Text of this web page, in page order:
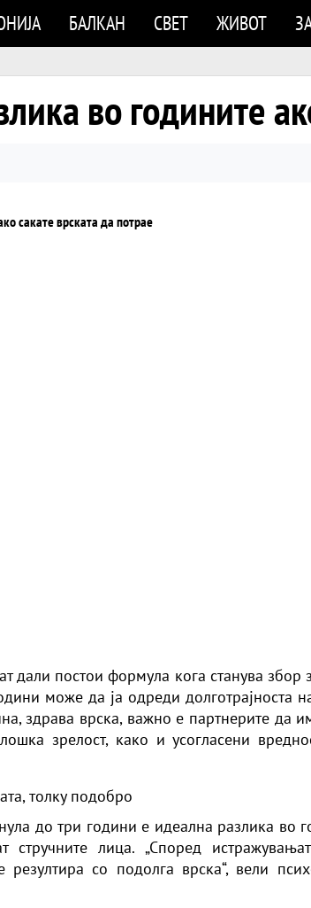
БАЛКАН СВЕТ ЖИВОТ
во годините
дали постои формула кога станува збор
може да ја одреди долготрајноста
здрава врска, важно е партнерите да
зрелост, како и усогласени
толку подобро
до три години е идеална разлика во
стручните лица. „Според
резултира со подолга врска“, вели